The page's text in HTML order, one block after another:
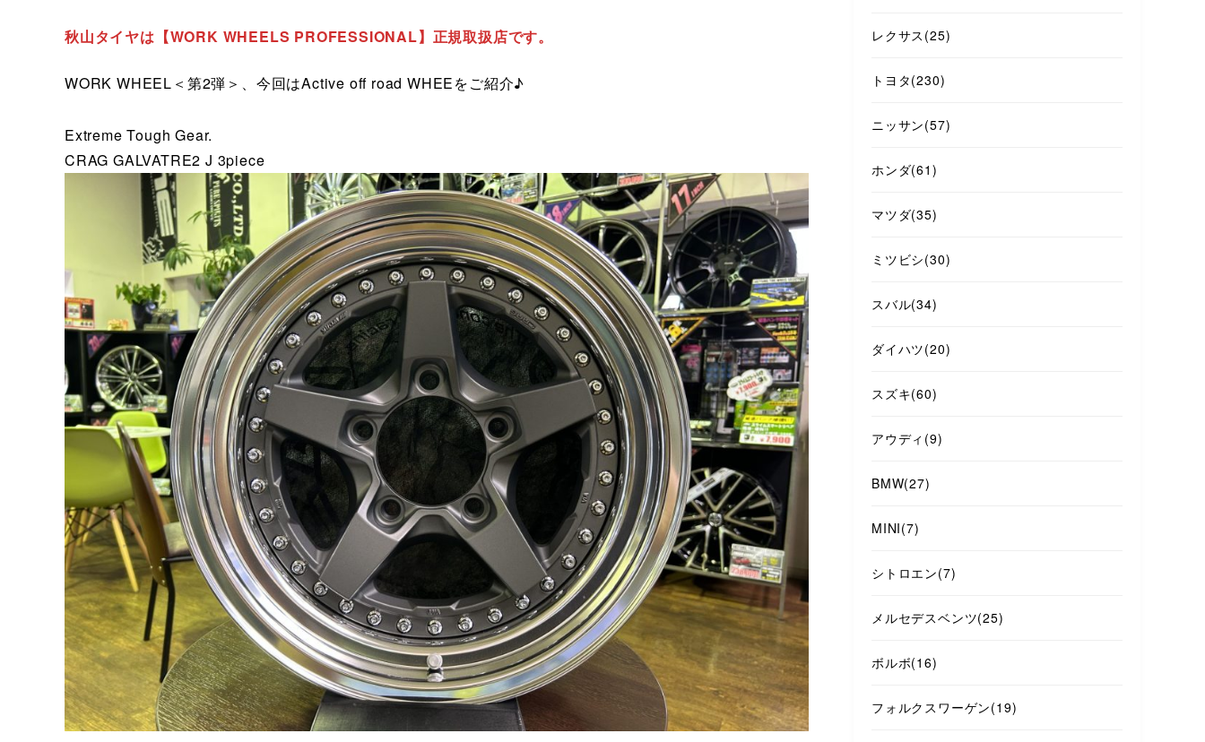
秋山タイヤは【WORK WHEELS PROFESSIONAL】正規取扱店です。
WORK WHEEL＜第2弾＞、今回はActive off road WHEEをご紹介♪
Extreme Tough Gear.
CRAG GALVATRE2 J 3piece
レクサス (25)
トヨタ(230)
ニッサン(57)
ホンダ(61)
マツダ(35)
ミツビシ(30)
スバル(34)
ダイハツ(20)
スズキ(60)
アウディ (9)
BMW(27)
MINI(7)
シトロエン(7)
メルセデスベンツ(25)
ボルボ(16)
フォルクスワーゲン(19)